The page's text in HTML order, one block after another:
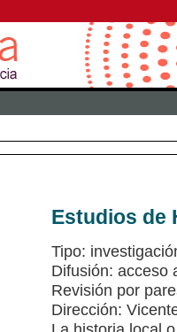
Estudios de
Tipo:
Difusión: acceso
Revisión por
Dirección: